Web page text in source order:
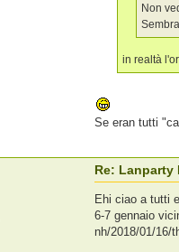
Non
in realtà
Se eran tutti
Re: Lanparty
Ehi ciao a tutti
6-7 gennaio
nh/2018/01/16/